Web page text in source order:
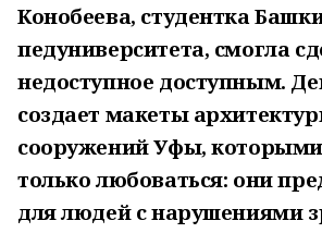
Конобеева, студентка
педуниверситета, смогла
недоступное доступным.
создает макеты
сооружений Уфы,
только любоваться: они
для людей с нарушениями